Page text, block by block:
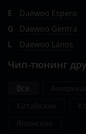
E
Daewoo Espero
G
Daewoo Gentra
L
Daewoo Lanos
Чип-тюнинг
Все